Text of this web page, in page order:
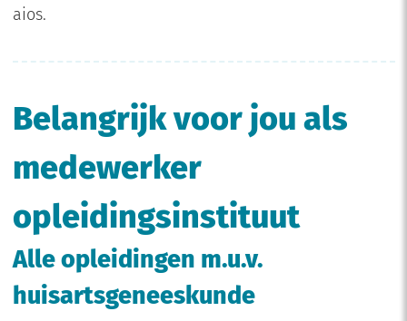
aios.
Belangrijk voor jou als
medewerker
opleidingsinstituut
Alle opleidingen m.u.v.
huisartsgeneeskunde